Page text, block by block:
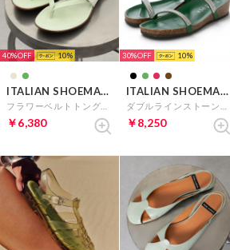
40% 10
ITALIAN SHOEMAKERS
￥6,380
30% 10
ITALIAN SHOEMAKERS
￥8,250